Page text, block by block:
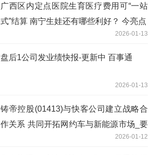
广西区内定点医院生育医疗费用可“一站
式”结算 南宁生娃还有哪些利好？ 今亮点
2026-01-13
盘后1公司发业绩快报-更新中 百事通
2026-01-13
铸帝控股(01413)与快客公司建立战略合
作关系 共同开拓网约车与新能源市场_要
2026-01-12